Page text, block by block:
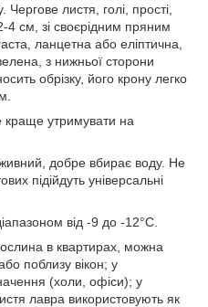
листя, голі, прості,
см, зі своєрідним пряним
ланцетна або еліптична,
з нижньої сторони
обрізку, його крону легко
краще утримувати на
добре вбирає воду. Не
підійдуть універсальні
від -9 до -12°С.
в квартирах, можна
поблизу вікон; у
(холи, офіси); у
лавра використовують як